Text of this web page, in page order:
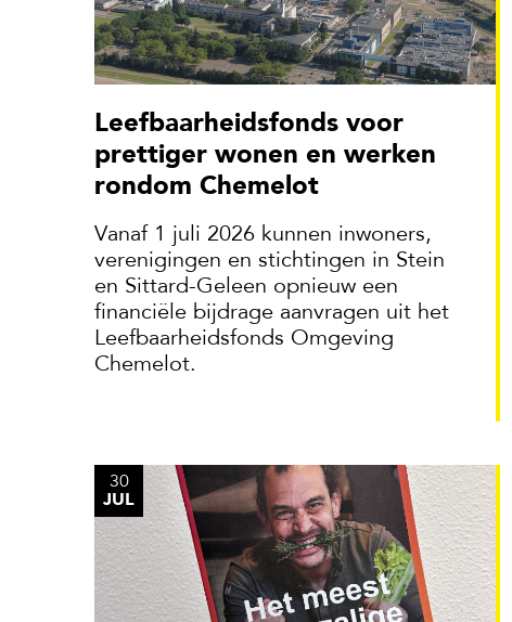
Leefbaarheidsfonds voor
prettiger wonen en werken
rondom Chemelot
Vanaf 1 juli 2026 kunnen inwoners,
verenigingen en stichtingen in Stein
en Sittard-Geleen opnieuw een
financiële bijdrage aanvragen uit het
Leefbaarheidsfonds Omgeving
Chemelot.
30
JUL